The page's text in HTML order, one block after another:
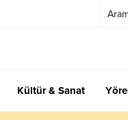
Kültür & Sanat